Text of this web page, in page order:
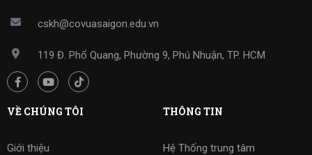
cskh@covuasaigon.edu.vn
119 Đ. Phổ Quang, Phường 9, Phú Nhuận, TP. HCM
VỀ CHÚNG TÔI
Giới thiệu
THÔNG TIN
Hệ Thống trung tâm